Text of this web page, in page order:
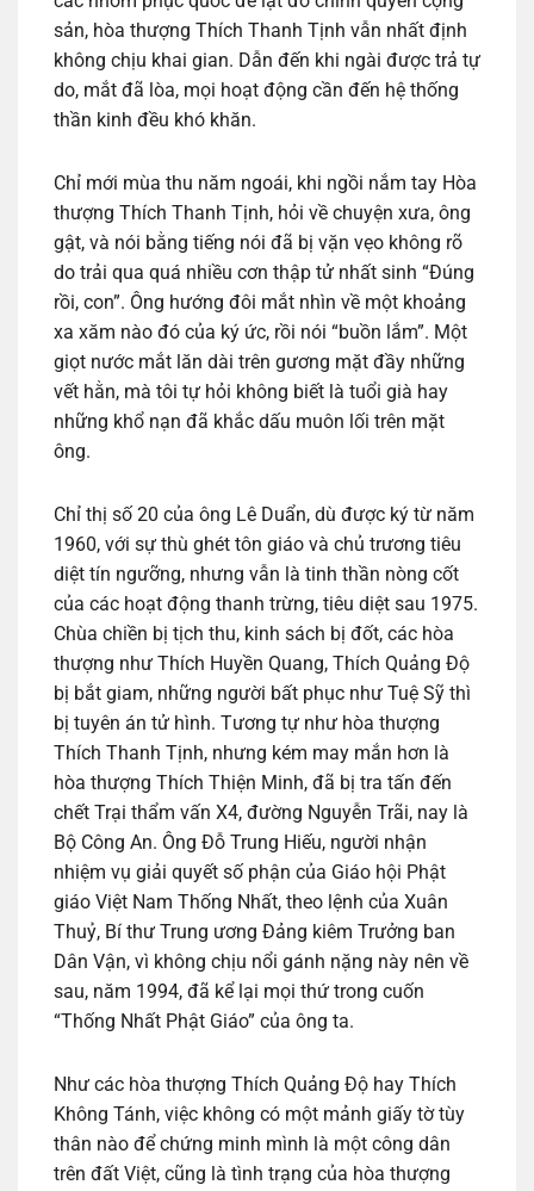
sản, hòa thượng Thích Thanh Tịnh vẫn nhất định
không chịu khai gian. Dẫn đến khi ngài được trả tự
do, mắt đã lòa, mọi hoạt động cần đến hệ thống
thần kinh đều khó khăn.
Chỉ mới mùa thu năm ngoái, khi ngồi nắm tay Hòa
thượng Thích Thanh Tịnh, hỏi về chuyện xưa, ông
gật, và nói bằng tiếng nói đã bị vặn vẹo không rõ
do trải qua quá nhiều cơn thập tử nhất sinh “Đúng
rồi, con”. Ông hướng đôi mắt nhìn về một khoảng
xa xăm nào đó của ký ức, rồi nói “buồn lắm”. Một
giọt nước mắt lăn dài trên gương mặt đầy những
vết hằn, mà tôi tự hỏi không biết là tuổi già hay
những khổ nạn đã khắc dấu muôn lối trên mặt
ông.
Chỉ thị số 20 của ông Lê Duẩn, dù được ký từ năm
1960, với sự thù ghét tôn giáo và chủ trương tiêu
diệt tín ngưỡng, nhưng vẫn là tinh thần nòng cốt
của các hoạt động thanh trừng, tiêu diệt sau 1975.
Chùa chiền bị tịch thu, kinh sách bị đốt, các hòa
thượng như Thích Huyền Quang, Thích Quảng Độ
bị bắt giam, những người bất phục như Tuệ Sỹ thì
bị tuyên án tử hình. Tương tự như hòa thượng
Thích Thanh Tịnh, nhưng kém may mắn hơn là
hòa thượng Thích Thiện Minh, đã bị tra tấn đến
chết Trại thẩm vấn X4, đường Nguyễn Trãi, nay là
Bộ Công An. Ông Đỗ Trung Hiếu, người nhận
nhiệm vụ giải quyết số phận của Giáo hội Phật
giáo Việt Nam Thống Nhất, theo lệnh của Xuân
Thuỷ, Bí thư Trung ương Đảng kiêm Trưởng ban
Dân Vận, vì không chịu nổi gánh nặng này nên về
sau, năm 1994, đã kể lại mọi thứ trong cuốn
“Thống Nhất Phật Giáo” của ông ta.
Như các hòa thượng Thích Quảng Độ hay Thích
Không Tánh, việc không có một mảnh giấy tờ tùy
thân nào để chứng minh mình là một công dân
trên đất Việt, cũng là tình trạng của hòa thượng